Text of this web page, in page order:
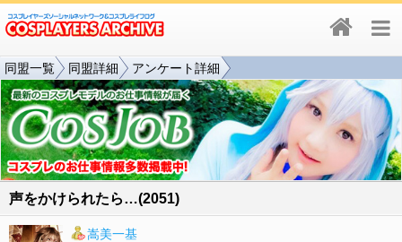
同盟一覧 同盟詳細 アンケート詳細
声をかけられたら…(2051)
嵩美一基